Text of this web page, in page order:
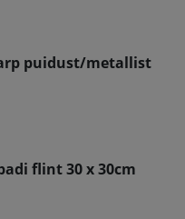
puidust/metallist
flint 30 x 30cm